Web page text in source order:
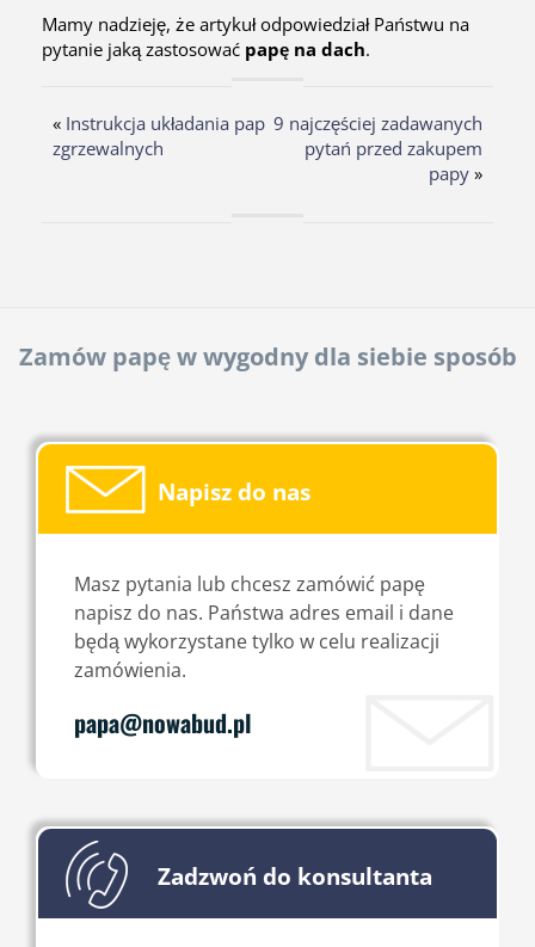
Mamy nadzieję, że artykuł odpowiedział Państwu na
pytanie jaką zastosować papę na dach.
« Instrukcja układania pap
zgrzewalnych
9 najczęściej zadawanych
pytań przed zakupem
papy»
Zamów papę w wygodny dla siebie sposób
Napisz do nas
Masz pytania lub chcesz zamówić papę
napisz do nas. Państwa adres email i dane
będą wykorzystane tylko w celu realizacji
zamówienia.
papa@nowabud.pl
Zadzwoń do konsultanta